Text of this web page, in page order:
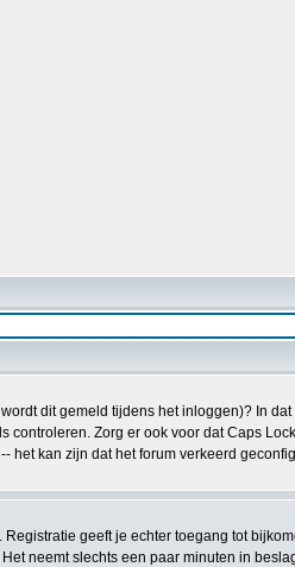
dit gemeld tijdens het inloggen)? In
Zorg er ook voor dat Caps
het kan zijn dat het forum verkeerd
geeft je echter toegang tot
neemt slechts een paar minuten in